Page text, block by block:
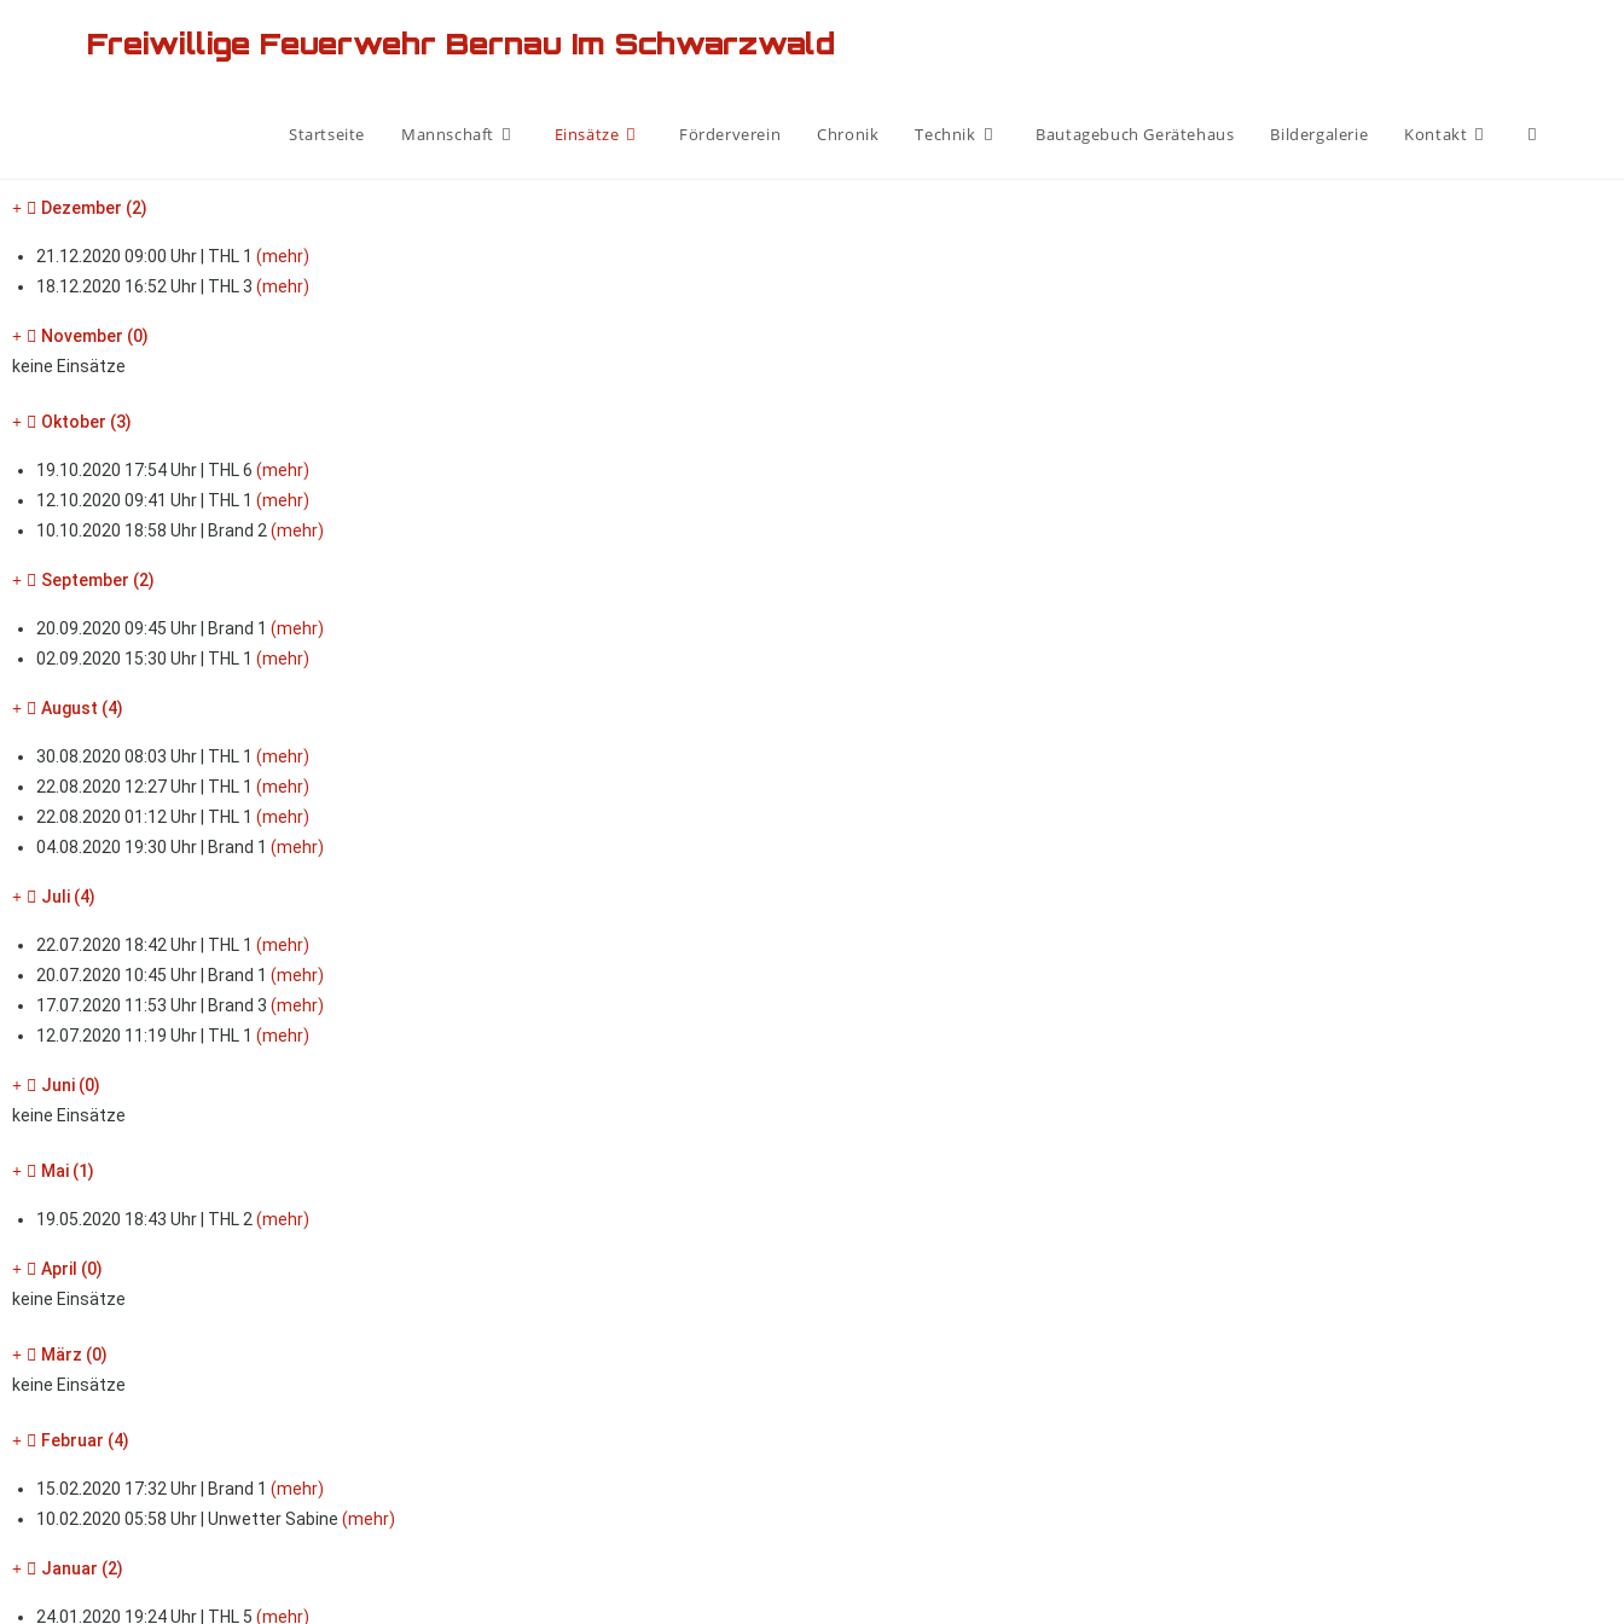
Freiwillige Feuerwehr Bernau Im Schwarzwald
Startseite Mannschaft Einsätze Förderverein Chronik Technik Bautagebuch Gerätehaus Bildergalerie Kontakt
Dezember (2)
21.12.2020 09:00 Uhr | THL 1 (mehr)
18.12.2020 16:52 Uhr | THL 3 (mehr)
November (0)
keine Einsätze
Oktober (3)
19.10.2020 17:54 Uhr | THL 6 (mehr)
12.10.2020 09:41 Uhr | THL 1 (mehr)
10.10.2020 18:58 Uhr | Brand 2 (mehr)
September (2)
20.09.2020 09:45 Uhr | Brand 1 (mehr)
02.09.2020 15:30 Uhr | THL 1 (mehr)
August (4)
30.08.2020 08:03 Uhr | THL 1 (mehr)
22.08.2020 12:27 Uhr | THL 1 (mehr)
22.08.2020 01:12 Uhr | THL 1 (mehr)
04.08.2020 19:30 Uhr | Brand 1 (mehr)
Juli (4)
22.07.2020 18:42 Uhr | THL 1 (mehr)
20.07.2020 10:45 Uhr | Brand 1 (mehr)
17.07.2020 11:53 Uhr | Brand 3 (mehr)
12.07.2020 11:19 Uhr | THL 1 (mehr)
Juni (0)
keine Einsätze
Mai (1)
19.05.2020 18:43 Uhr | THL 2 (mehr)
April (0)
keine Einsätze
März (0)
keine Einsätze
Februar (4)
15.02.2020 17:32 Uhr | Brand 1 (mehr)
10.02.2020 05:58 Uhr | Unwetter Sabine (mehr)
Januar (2)
24.01.2020 19:24 Uhr | THL 5 (mehr)